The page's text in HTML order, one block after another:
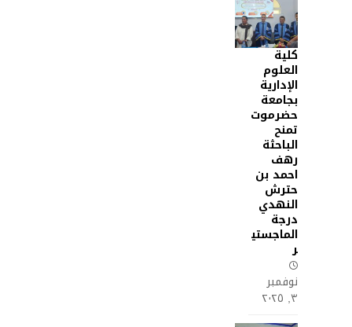
كلية
العلوم
الإدارية
بجامعة
حضرموت
تمنح
الباحثة
رهف
احمد بن
حترش
النهدي
درجة
الماجستي
ر
نوفمبر
٣, ٢٠٢٥